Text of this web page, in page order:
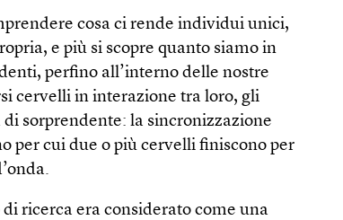
cosa ci rende individui unici,
e più si scopre quanto siamo in
perfino all’interno delle nostre
cervelli in interazione tra loro, gli
sorprendente: la sincronizzazione
per cui due o più cervelli finiscono per
ricerca era considerato come una